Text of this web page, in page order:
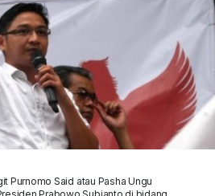
Purnomo Said atau Pasha Ungu